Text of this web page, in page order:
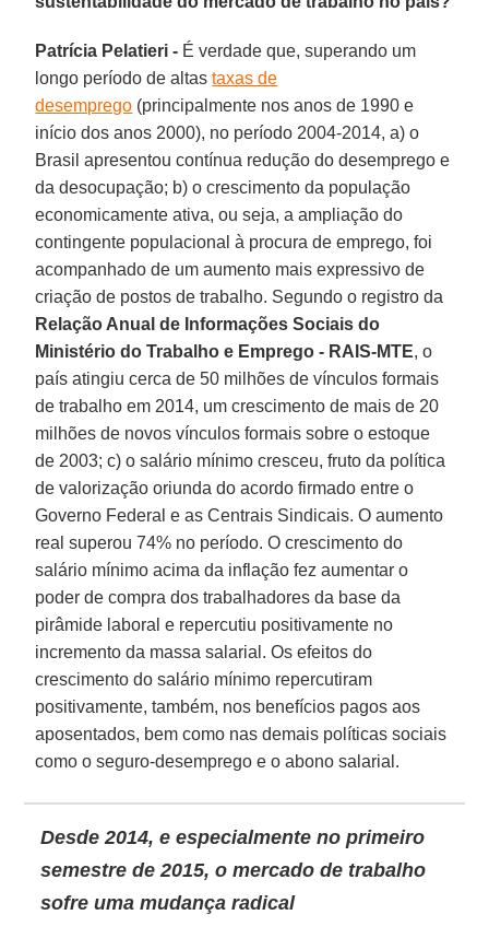
Patrícia Pelatieri - É verdade que, superando um
longo período de altastaxas de
desemprego (principalmente nos anos de 1990 e
início dos anos 2000), no período 2004-2014, a) o
Brasil apresentou contínua redução do desemprego e
da desocupação; b) o crescimento da população
economicamente ativa, ou seja, a ampliação do
contingente populacional à procura de emprego, foi
acompanhado de um aumento mais expressivo de
criação de postos de trabalho. Segundo o registro da
Relação Anual de Informações Sociais do
Ministério do Trabalho e Emprego - RAIS-MTE, o
país atingiu cerca de 50 milhões de vínculos formais
de trabalho em 2014, um crescimento de mais de 20
milhões de novos vínculos formais sobre o estoque
de 2003; c) o salário mínimo cresceu, fruto da política
de valorização oriunda do acordo firmado entre o
Governo Federal e as Centrais Sindicais. O aumento
real superou 74% no período. O crescimento do
salário mínimo acima da inflação fez aumentar o
poder de compra dos trabalhadores da base da
pirâmide laboral e repercutiu positivamente no
incremento da massa salarial. Os efeitos do
crescimento do salário mínimo repercutiram
positivamente, também, nos benefícios pagos aos
aposentados, bem como nas demais políticas sociais
como o seguro-desemprego e o abono salarial.
Desde 2014, e especialmente no primeiro
semestre de 2015, o mercado de trabalho
sofre uma mudança radical